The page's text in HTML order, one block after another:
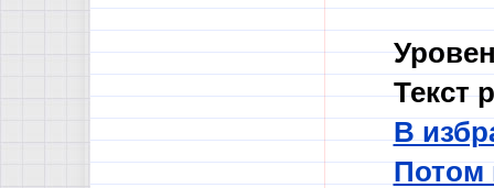
Текст
В
Потом